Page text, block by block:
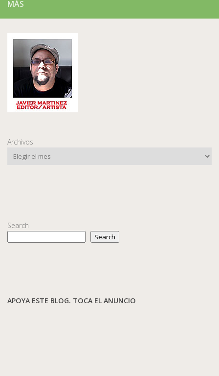
MÁS
Archivos
Search
Search
APOYA ESTE BLOG. TOCA EL ANUNCIO